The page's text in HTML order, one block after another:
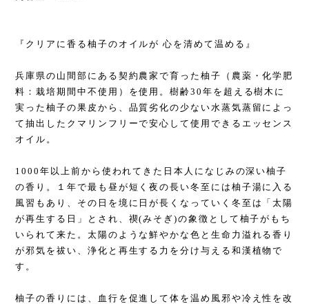
『クリアに香る柚子のオイルが 心を清めて温める』
兵庫県の山間部にある契約農家で育った柚子（農薬・化学肥
料：栽培期間中不使用）を使用。樹齢30年を超える樹木に
実った柚子の果皮から、品質劣化の少ない水蒸気蒸留によっ
て抽出したクマリンフリーで安心して使用できるエッセンス
オイル。
1000年以上前から使われてきた日本人になじみの深い柚子
の香り。１年で最も昼が短く夜の長い冬至には柚子湯に入る
風習もあり、その日を境に日が長くなっていく冬至は「太陽
が再生する日」とされ、禊(みそぎ)の象徴として柚子がもち
いられて来た。太陽のような鮮やかな色と生命力溢れる香り
が邪気を祓い、浄化と再生する力を分け与える和漢植物で
す。
柚子の香りには、血行を促進して体を温め風邪や冷え性を改